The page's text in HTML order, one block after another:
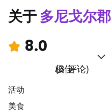
关于多尼戈尔郡
8.0
极佳
(3 评论)
活动
美食